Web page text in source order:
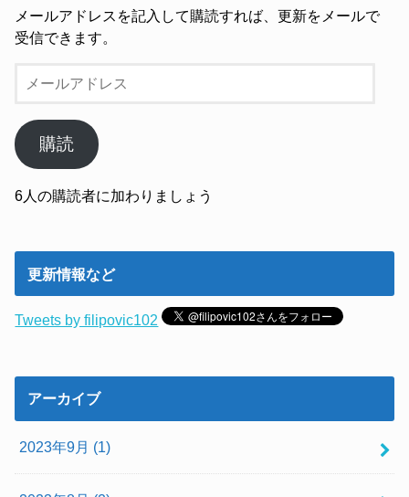
メールアドレスを記入して購読すれば、更新をメールで
受信できます。
ー
ア
ド
ス
購読
6人の購読者に加わりましょう
更新情報など
Tweets by filipovic102
アーカイブ
2023年9月 (1)